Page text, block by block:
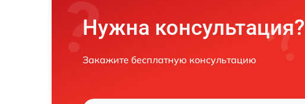
Нужна консультация?
Закажите бесплатную консультацию